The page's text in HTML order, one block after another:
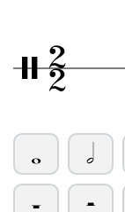
/2
2